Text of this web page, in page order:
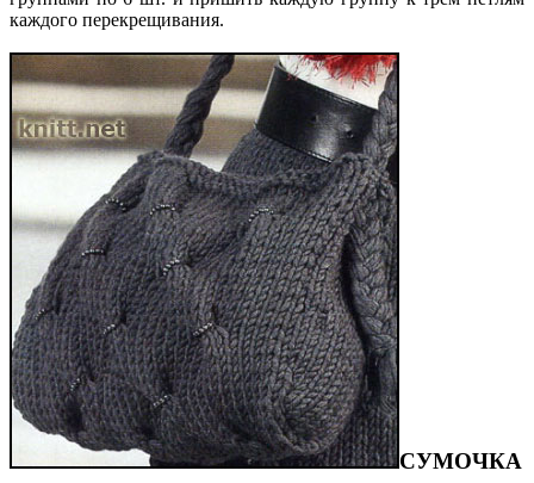
каждого перекрещивания.
СУМОЧКА